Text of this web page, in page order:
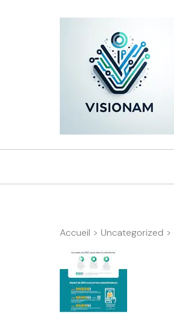
Accueil > Uncategorized >